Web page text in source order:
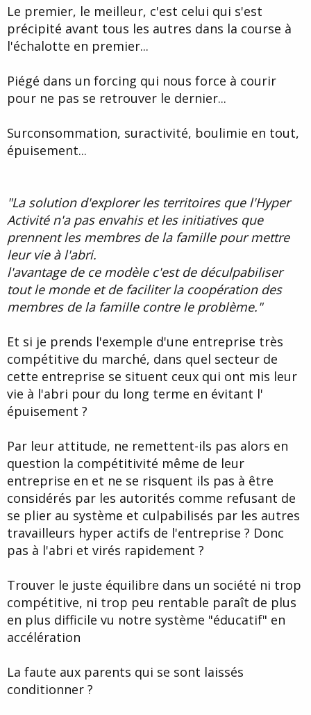
Le premier, le meilleur, c'est celui qui s'est
précipité avant tous les autres dans la course à
l'échalotte en premier...
Piégé dans un forcing qui nous force à courir
pour ne pas se retrouver le dernier...
Surconsommation, suractivité, boulimie en tout,
épuisement...
"La solution d'explorer les territoires que l'Hyper
Activité n'a pas envahis et les initiatives que
prennent les membres de la famille pour mettre
leur vie à l'abri.
l'avantage de ce modèle c'est de déculpabiliser
tout le monde et de faciliter la coopération des
membres de la famille contre le problème."
Et si je prends l'exemple d'une entreprise très
compétitive du marché, dans quel secteur de
cette entreprise se situent ceux qui ont mis leur
vie à l'abri pour du long terme en évitant l'
épuisement ?
Par leur attitude, ne remettent-ils pas alors en
question la compétitivité même de leur
entreprise en et ne se risquent ils pas à être
considérés par les autorités comme refusant de
se plier au système et culpabilisés par les autres
travailleurs hyper actifs de l'entreprise ? Donc
pas à l'abri et virés rapidement ?
Trouver le juste équilibre dans un société ni trop
compétitive, ni trop peu rentable paraît de plus
en plus difficile vu notre système "éducatif" en
accélération
La faute aux parents qui se sont laissés
conditionner ?